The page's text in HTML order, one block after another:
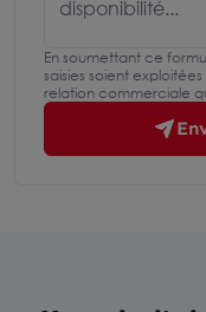
En soumettant ce
saisies soient
relation commerciale